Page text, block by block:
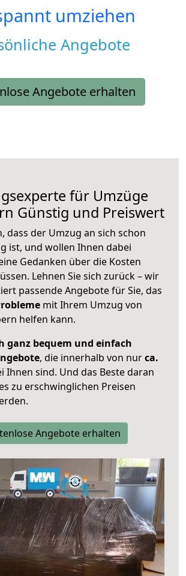
umziehen
Angebote
Angebote erhalten
für Umzüge
Günstig und Preiswert
dass der Umzug an sich schon
ist, und wollen Ihnen dabei
Gedanken über die Kosten
Lehnen Sie sich zurück – wir
passende Angebote für Sie, das
mit Ihrem Umzug von
helfen kann.
ganz bequem und einfach
, die innerhalb von nurca.
Ihnen sind. Und das Beste daran
zu erschwinglichen Preisen
Angebote erhalten